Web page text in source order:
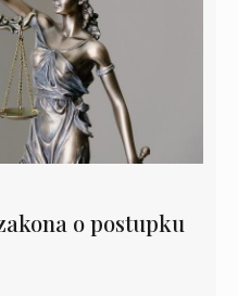
o postupku